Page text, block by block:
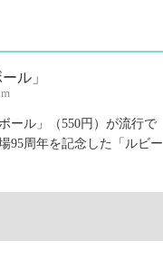
ール」（550円）が流行で
95周年を記念した「ルビー